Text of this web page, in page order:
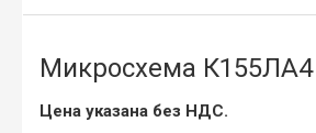
Микросхема К155ЛА4
Цена указана без НДС.